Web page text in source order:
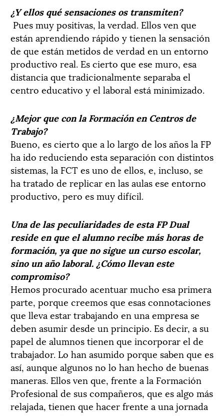
¿Y ellos qué sensaciones os transmiten?
Pues muy positivas, la verdad. Ellos ven que
están aprendiendo rápido y tienen la sensación
de que están metidos de verdad en un entorno
productivo real. Es cierto que ese muro, esa
distancia que tradicionalmente separaba el
centro educativo y el laboral está minimizado.
¿Mejor que con la Formación en Centros de
Trabajo?
Bueno, es cierto que a lo largo de los años la FP
ha ido reduciendo esta separación con distintos
sistemas, la FCT es uno de ellos, e, incluso, se
ha tratado de replicar en las aulas ese entorno
productivo, pero es muy difícil.
Una de las peculiaridades de esta FP Dual
reside en que el alumno recibe más horas de
formación, ya que no sigue un curso escolar,
sino un año laboral. ¿Cómo llevan este
compromiso?
Hemos procurado acentuar mucho esa primera
parte, porque creemos que esas connotaciones
que lleva estar trabajando en una empresa se
deben asumir desde un principio. Es decir, a su
papel de alumnos tienen que incorporar el de
trabajador. Lo han asumido porque saben que es
así, aunque algunos no lo han hecho de buenas
maneras. Ellos ven que, frente a la Formación
Profesional de sus compañeros, que es algo más
relajada, tienen que hacer frente a una jornada